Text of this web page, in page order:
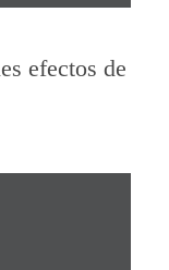
efectos de